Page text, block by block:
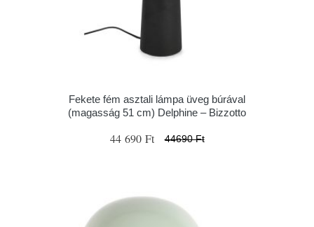
Fekete fém asztali lámpa üveg búrával
(magasság 51 cm) Delphine – Bizzotto
44 690 Ft 44690 Ft